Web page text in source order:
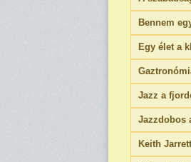
Bennem
Egy élet a
Jazz a
Jazzdobos
Keith